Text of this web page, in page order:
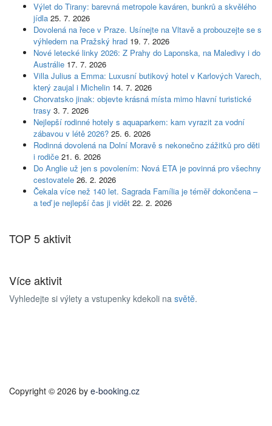
Výlet do Tirany: barevná metropole kaváren, bunkrů a skvělého
jídla 25. 7. 2026
Dovolená na řece v Praze. Usínejte na Vltavě a probouzejte se s
výhledem na Pražský hrad 19. 7. 2026
Nové letecké linky 2026: Z Prahy do Laponska, na Maledivy i do
Austrálie 17. 7. 2026
Villa Julius a Emma: Luxusní butikový hotel v Karlových Varech,
který zaujal i Michelin 14. 7. 2026
Chorvatsko jinak: objevte krásná místa mimo hlavní turistické
trasy 3. 7. 2026
Nejlepší rodinné hotely s aquaparkem: kam vyrazit za vodní
zábavou v létě 2026? 25. 6. 2026
Rodinná dovolená na Dolní Moravě s nekonečno zážitků pro děti
i rodiče 21. 6. 2026
Do Anglie už jen s povolením: Nová ETA je povinná pro všechny
cestovatele 26. 2. 2026
Čekala více než 140 let. Sagrada Família je téměř dokončena –
a teď je nejlepší čas ji vidět 22. 2. 2026
TOP 5 aktivit
Více aktivit
Vyhledejte si výlety a vstupenky kdekoli na světě.
Copyright © 2026 by e-booking.cz